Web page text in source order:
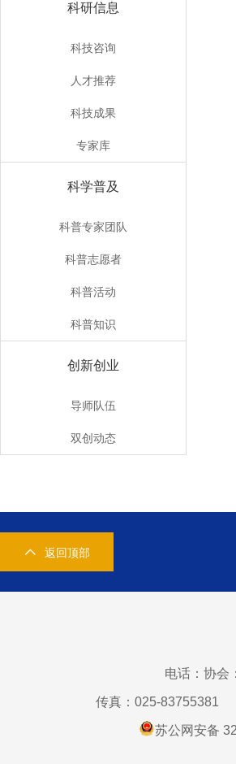
科研信息
科技咨询
人才推荐
科技成果
专家库
科学普及
科普专家团队
科普志愿者
科普活动
科普知识
创新创业
导师队伍
双创动态
返回顶部
电话：协
传真：025-83755381
苏公网安备